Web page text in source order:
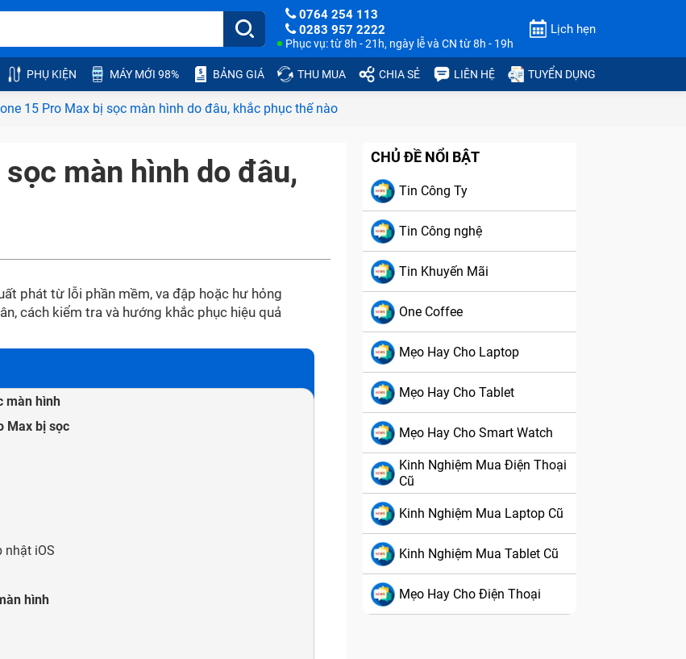
0764 254 113
0283 957 2222
Phục vụ: từ 8h - 21h, ngày lễ và CN từ 8h - 19h
Lịch hẹn
PHỤ KIỆN MÁY MỚI 98% BẢNG GIÁ THU MUA CHIA SẺ LIÊN HỆ TUYỂN DỤNG
15 Pro Max bị sọc màn hình do đâu, khắc phục thế nào
màn hình do đâu,
phát từ lỗi phần mềm, va đập hoặc hư hỏng
cách kiểm tra và hướng khắc phục hiệu quả
màn hình
Max bị sọc
nhật iOS
hình
CHỦ ĐỀ NỔI BẬT
Tin Công Ty
Tin Công nghệ
Tin Khuyến Mãi
One Coffee
Mẹo Hay Cho Laptop
Mẹo Hay Cho Tablet
Mẹo Hay Cho Smart Watch
Kinh Nghiệm Mua Điện Thoại
Cũ
Kinh Nghiệm Mua Laptop Cũ
Kinh Nghiệm Mua Tablet Cũ
Mẹo Hay Cho Điện Thoại